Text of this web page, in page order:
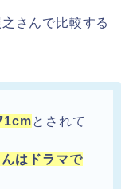
さんで比較する
とされて
はドラマで